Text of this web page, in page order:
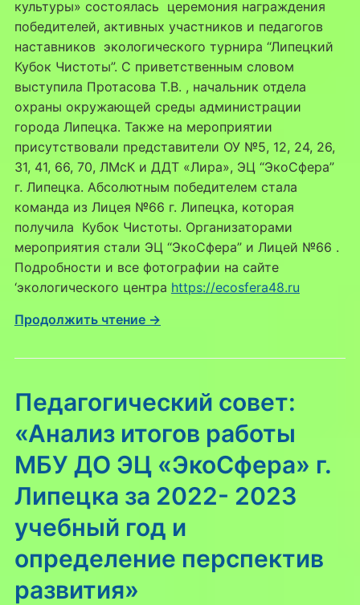
культуры» состоялась церемония награждения
победителей, активных участников и педагогов
наставников экологического турнира “Липецкий
Кубок Чистоты”. С приветственным словом
выступила Протасова Т.В. , начальник отдела
охраны окружающей среды администрации
города Липецка. Также на мероприятии
присутствовали представители ОУ №5, 12, 24, 26,
31, 41, 66, 70, ЛМсК и ДДТ «Лира», ЭЦ “ЭкоСфера”
г. Липецка. Абсолютным победителем стала
команда из Лицея №66 г. Липецка, которая
получила Кубок Чистоты. Организаторами
мероприятия стали ЭЦ “ЭкоСфера” и Лицей №66 .
Подробности и все фотографии на сайте
‘экологического центра https://ecosfera48.ru
Продолжить чтение →
Педагогический совет:
«Анализ итогов работы
МБУ ДО ЭЦ «ЭкоСфера» г.
Липецка за 2022- 2023
учебный год и
определение перспектив
развития»